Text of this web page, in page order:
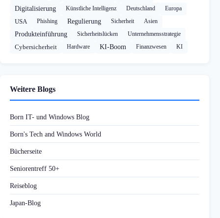
Digitalisierung Künstliche Intelligenz Deutschland Europa
USA Phishing Regulierung Sicherheit Asien
Produkteinführung Sicherheitslücken Unternehmensstrategie
Cybersicherheit Hardware KI-Boom Finanzwesen KI
Weitere Blogs
Born IT- und Windows Blog
Born's Tech and Windows World
Bücherseite
Seniorentreff 50+
Reiseblog
Japan-Blog